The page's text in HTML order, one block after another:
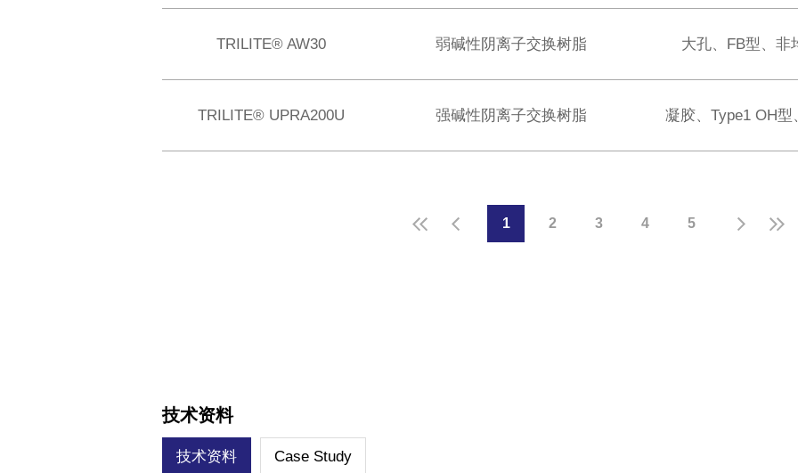
TRILITE® AW30 弱碱性阴离子交换树脂 大孔、FB型、非
TRILITE® UPRA200U 强碱性阴离子交换树脂 凝胶、Type1 OH型
1 2 3 4 5
技术资料
技术资料 Case Study